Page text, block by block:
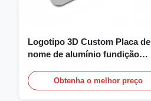
Logotipo 3D Custom Placa de
nome de alumínio fundição
Obtenha o melhor preço